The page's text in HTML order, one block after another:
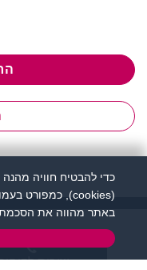
שירות
כדי להבטיח חוויה
(cookies), כמפורט בעמוד
באתר מהווה את